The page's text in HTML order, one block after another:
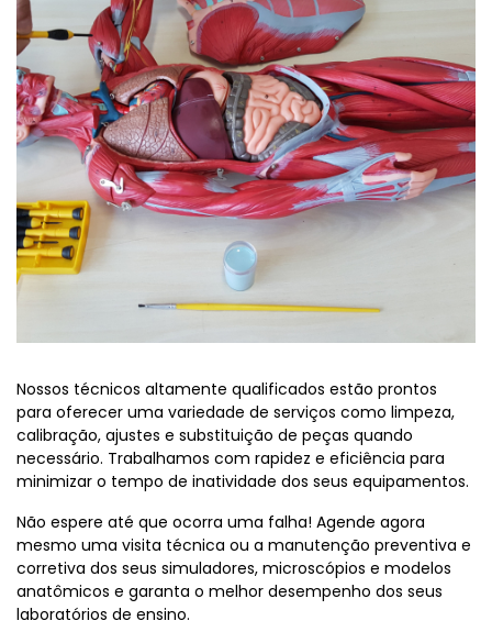
Nossos técnicos altamente qualificados estão prontos
para oferecer uma variedade de serviços como limpeza,
calibração, ajustes e substituição de peças quando
necessário. Trabalhamos com rapidez e eficiência para
minimizar o tempo de inatividade dos seus equipamentos.
Não espere até que ocorra uma falha! Agende agora
mesmo uma visita técnica ou a manutenção preventiva e
corretiva dos seus simuladores, microscópios e modelos
anatômicos e garanta o melhor desempenho dos seus
laboratórios de ensino.